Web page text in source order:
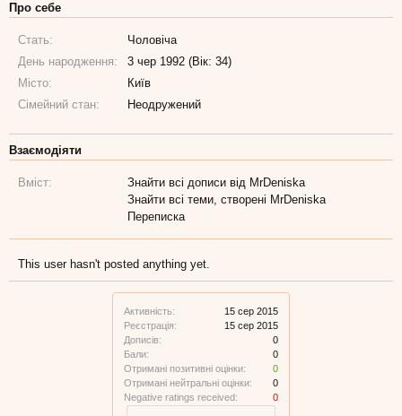
Активність:
15 сер 2015
Реєстрація:
15 сер 2015
Дописів:
0
Бали:
0
Отримані позитивні оцінки:
0
Отримані нейтральні оцінки:
0
Negative ratings received:
0
Про себе
Стать:
Чоловіча
День народження:
3 чер 1992 (Вік: 34)
Місто:
Київ
Сімейний стан:
Неодружений
Взаємодіяти
Вміст:
Знайти всі дописи від MrDeniska
Знайти всі теми, створені MrDeniska
Переписка
This user hasn't posted anything yet.